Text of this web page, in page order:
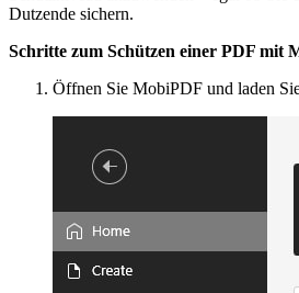
Dutzende sichern.
Schritte zum Schützen einer PDF mit
Öffnen Sie MobiPDF und laden